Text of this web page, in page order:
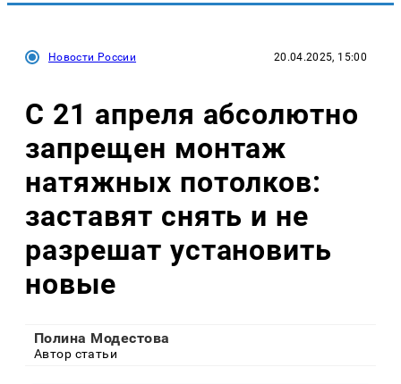
Новости России 20.04.2025, 15:00
С 21 апреля абсолютно
запрещен монтаж
натяжных потолков:
заставят снять и не
разрешат установить
новые
Полина Модестова
Автор статьи